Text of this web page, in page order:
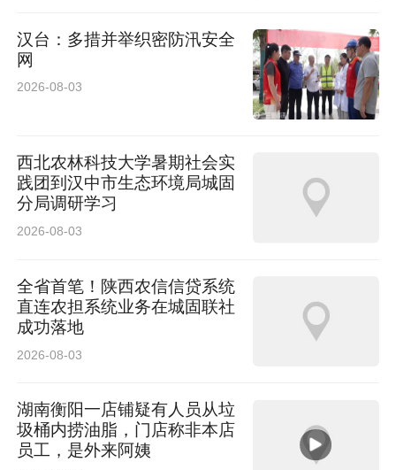
汉台：多措并举织密防汛安全
网
2026-08-03
西北农林科技大学暑期社会实
践团到汉中市生态环境局城固
分局调研学习
2026-08-03
全省首笔！陕西农信信贷系统
直连农担系统业务在城固联社
成功落地
2026-08-03
湖南衡阳一店铺疑有人员从垃
圾桶内捞油脂，门店称非本店
员工，是外来阿姨